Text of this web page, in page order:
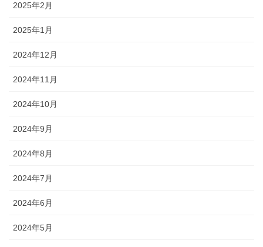
2025年2月
2025年1月
2024年12月
2024年11月
2024年10月
2024年9月
2024年8月
2024年7月
2024年6月
2024年5月